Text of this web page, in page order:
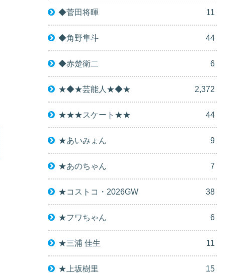
◆菅田将暉 11
◆角野隼斗 44
◆赤楚衛二 6
★◆★芸能人★◆★ 2,372
★★★スケート★★ 44
★あいみょん 9
★あのちゃん 7
★コストコ・2026GW 38
★フワちゃん 6
★三浦 佳生 11
★上坂樹里 15